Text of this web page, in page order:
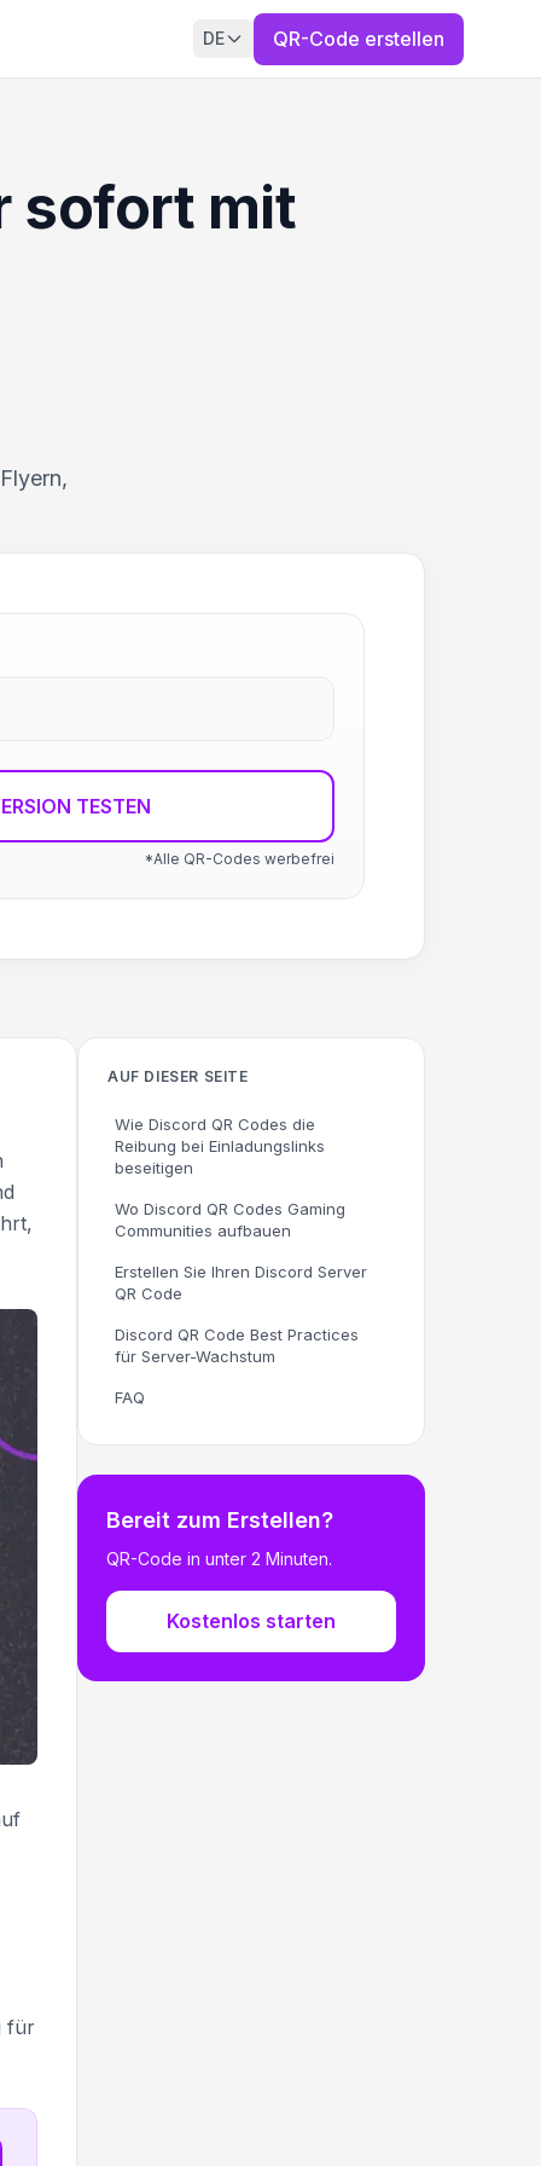
DE QR-Code erstellen
sofort mit
TESTEN
*Alle QR-Codes werbefrei
für
AUF DIESER SEITE
Wie Discord QR Codes die
Reibung bei Einladungslinks
beseitigen
Wo Discord QR Codes Gaming
Communities aufbauen
Erstellen Sie Ihren Discord Server
QR Code
Discord QR Code Best Practices
für Server-Wachstum
FAQ
Bereit zum Erstellen?
QR-Code in unter 2 Minuten.
Kostenlos starten